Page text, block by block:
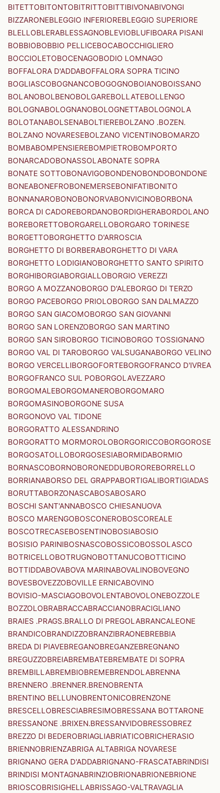
BITETTOBITONTOBITRITTOBITTIBIVONABIVONGI
BIZZARONEBLEGGIO INFERIOREBLEGGIO SUPERIORE
BLELLOBLERABLESSAGNOBLEVIOBLUFIBOARA PISANI
BOBBIOBOBBIO PELLICEBOCABOCCHIGLIERO
BOCCIOLETOBOCENAGOBODIO LOMNAGO
BOFFALORA D'ADDABOFFALORA SOPRA TICINO
BOGLIASCOBOGNANCOBOGOGNOBOIANOBOISSANO
BOLANOBOLBENOBOLGAREBOLLATEBOLLENGO
BOLOGNABOLOGNANOBOLOGNETTABOLOGNOLA
BOLOTANABOLSENABOLTIEREBOLZANO .BOZEN.
BOLZANO NOVARESEBOLZANO VICENTINOBOMARZO
BOMBABOMPENSIEREBOMPIETROBOMPORTO
BONARCADOBONASSOLABONATE SOPRA
BONATE SOTTOBONAVIGOBONDENOBONDOBONDONE
BONEABONEFROBONEMERSEBONIFATIBONITO
BONNANAROBONOBONORVABONVICINOBORBONA
BORCA DI CADOREBORDANOBORDIGHERABORDOLANO
BOREBORETTOBORGARELLOBORGARO TORINESE
BORGETTOBORGHETTO D'ARROSCIA
BORGHETTO DI BORBERABORGHETTO DI VARA
BORGHETTO LODIGIANOBORGHETTO SANTO SPIRITO
BORGHIBORGIABORGIALLOBORGIO VEREZZI
BORGO A MOZZANOBORGO D'ALEBORGO DI TERZO
BORGO PACEBORGO PRIOLOBORGO SAN DALMAZZO
BORGO SAN GIACOMOBORGO SAN GIOVANNI
BORGO SAN LORENZOBORGO SAN MARTINO
BORGO SAN SIROBORGO TICINOBORGO TOSSIGNANO
BORGO VAL DI TAROBORGO VALSUGANABORGO VELINO
BORGO VERCELLIBORGOFORTEBORGOFRANCO D'IVREA
BORGOFRANCO SUL POBORGOLAVEZZARO
BORGOMALEBORGOMANEROBORGOMARO
BORGOMASINOBORGONE SUSA
BORGONOVO VAL TIDONE
BORGORATTO ALESSANDRINO
BORGORATTO MORMOROLOBORGORICCOBORGOROSE
BORGOSATOLLOBORGOSESIABORMIDABORMIO
BORNASCOBORNOBORONEDDUBOROREBORRELLO
BORRIANABORSO DEL GRAPPABORTIGALIBORTIGIADAS
BORUTTABORZONASCABOSABOSARO
BOSCHI SANT'ANNABOSCO CHIESANUOVA
BOSCO MARENGOBOSCONEROBOSCOREALE
BOSCOTRECASEBOSENTINOBOSIABOSIO
BOSISIO PARINIBOSNASCOBOSSICOBOSSOLASCO
BOTRICELLOBOTRUGNOBOTTANUCOBOTTICINO
BOTTIDDABOVABOVA MARINABOVALINOBOVEGNO
BOVESBOVEZZOBOVILLE ERNICABOVINO
BOVISIO-MASCIAGOBOVOLENTABOVOLONEBOZZOLE
BOZZOLOBRABRACCABRACCIANOBRACIGLIANO
BRAIES .PRAGS.BRALLO DI PREGOLABRANCALEONE
BRANDICOBRANDIZZOBRANZIBRAONEBREBBIA
BREDA DI PIAVEBREGANOBREGANZEBREGNANO
BREGUZZOBREIABREMBATEBREMBATE DI SOPRA
BREMBILLABREMBIOBREMEBRENDOLABRENNA
BRENNERO .BRENNER.BRENOBRENTA
BRENTINO BELLUNOBRENTONICOBRENZONE
BRESCELLOBRESCIABRESIMOBRESSANA BOTTARONE
BRESSANONE .BRIXEN.BRESSANVIDOBRESSOBREZ
BREZZO DI BEDEROBRIAGLIABRIATICOBRICHERASIO
BRIENNOBRIENZABRIGA ALTABRIGA NOVARESE
BRIGNANO GERA D'ADDABRIGNANO-FRASCATABRINDISI
BRINDISI MONTAGNABRINZIOBRIONABRIONEBRIONE
BRIOSCOBRISIGHELLABRISSAGO-VALTRAVAGLIA